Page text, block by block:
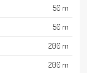
50 m
50 m
200 m
200 m